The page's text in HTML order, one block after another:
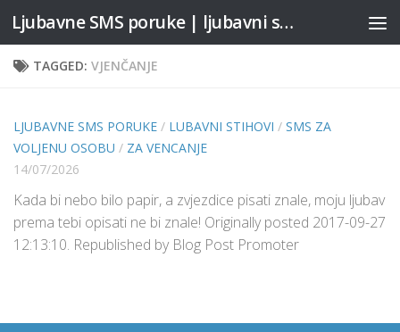
Skip to content Ljubavne SMS poruke | ljubavni stihovi
TAGGED: VJENČANJE
LJUBAVNE SMS PORUKE / LUBAVNI STIHOVI / SMS ZA
VOLJENU OSOBU / ZA VENCANJE
14/07/2026
Kada bi nebo bilo papir, a zvjezdice pisati znale, moju ljubav
prema tebi opisati ne bi znale! Originally posted 2017-09-27
12:13:10. Republished by Blog Post Promoter